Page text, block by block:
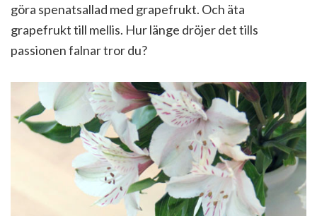
göra spenatsallad med grapefrukt. Och äta
grapefrukt till mellis. Hur länge dröjer det tills
passionen falnar tror du?